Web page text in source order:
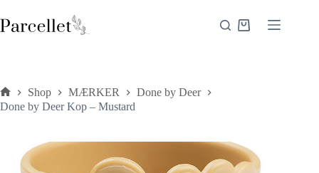
til
indhold
Indkøbskurv
Forside
Shop MÆRKER
Done by Deer
Done by Deer Kop – Mustard